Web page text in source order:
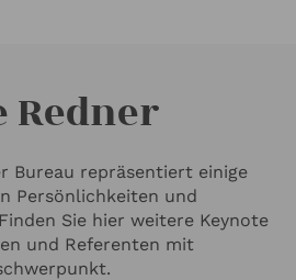
Redner
Bureau repräsentiert einige
Persönlichkeiten und
Sie hier weitere Keynote
und Referenten mit